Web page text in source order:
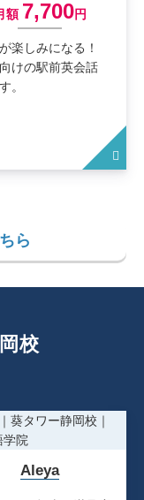
額 7,700円
楽しみになる！
けの駅前英会話
。
ら
校
Aleya